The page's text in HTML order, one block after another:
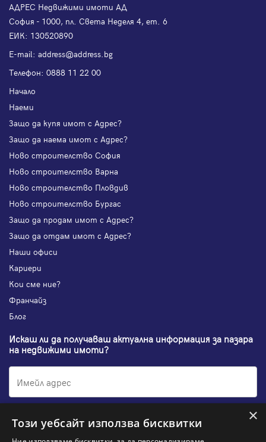
АДРЕС Недвижими имоти АД
София - 1000, пл. Света Неделя 4, ет. 6
ЕИК: 130520890
Е-mail: address@address.bg
Телефон: 0888 11 22 00
Начало
Наеми
Защо да купя имот с Адрес?
Защо да наема имот с Адрес?
Ново строителство София
Ново строителство Варна
Ново строителство Пловдив
Ново строителство Бургас
Защо да продам имот с Адрес?
Защо да отдам имот с Адрес?
Наши офиси
Кариери
Кои сме ние?
Франчайз
Блог
Искаш ли да получаваш актуална информация за пазара
на недвижими имоти?
Абонирам се ×
Този уебсайт използва бисквитки